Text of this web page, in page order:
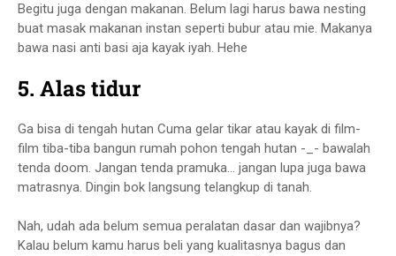
Begitu juga dengan makanan. Belum lagi harus bawa nesting
buat masak makanan instan seperti bubur atau mie. Makanya
bawa nasi anti basi aja kayak iyah. Hehe
5. Alas tidur
Ga bisa di tengah hutan Cuma gelar tikar atau kayak di film-
film tiba-tiba bangun rumah pohon tengah hutan -_- bawalah
tenda doom. Jangan tenda pramuka... jangan lupa juga bawa
matrasnya. Dingin bok langsung telangkup di tanah.
Nah, udah ada belum semua peralatan dasar dan wajibnya?
Kalau belum kamu harus beli yang kualitasnya bagus dan